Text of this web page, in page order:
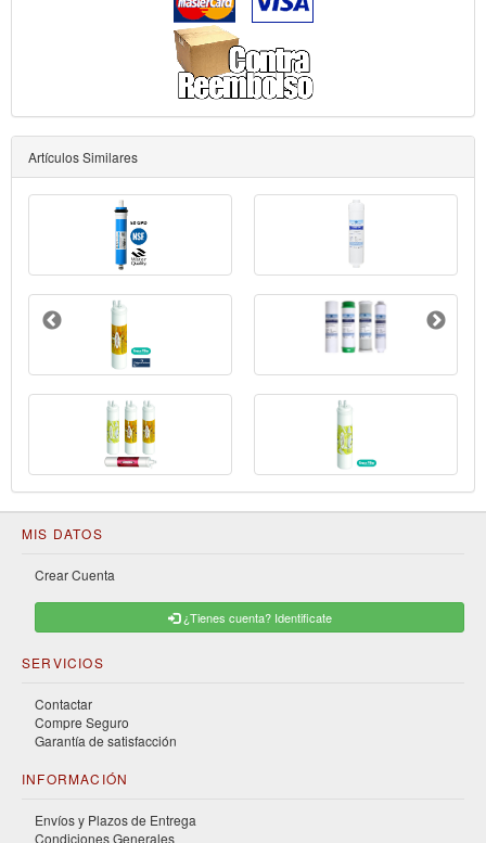
Artículos Similares
MIS DATOS
Crear Cuenta
¿Tienes cuenta? Identificate
SERVICIOS
Contactar
Compre Seguro
Garantía de satisfacción
INFORMACIÓN
Envíos y Plazos de Entrega
Condiciones Generales